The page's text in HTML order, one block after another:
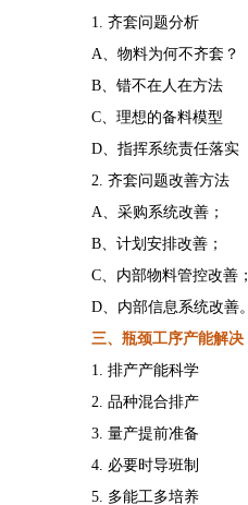
1. 齐套问题分析
A、物料为何不齐套？
B、错不在人在方法
C、理想的备料模型
D、指挥系统责任落实
2. 齐套问题改善方法
A、采购系统改善；
B、计划安排改善；
C、内部物料管控改善；
D、内部信息系统改善。
三、瓶颈工序产能解决
1. 排产产能科学
2. 品种混合排产
3. 量产提前准备
4. 必要时导班制
5. 多能工多培养